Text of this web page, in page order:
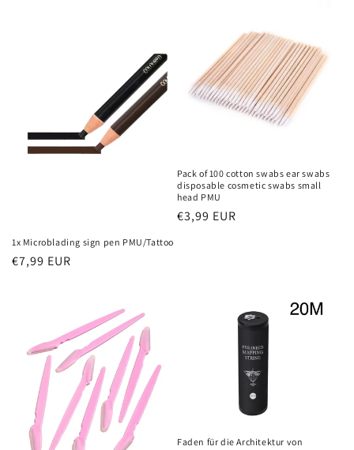
1x Microblading sign pen PMU/Tattoo
Regular
€7,99 EUR
Pack of 100 cotton swabs ear swabs
disposable cosmetic swabs small
head PMU
Regular
€3,99 EUR
Faden für die Architektur von